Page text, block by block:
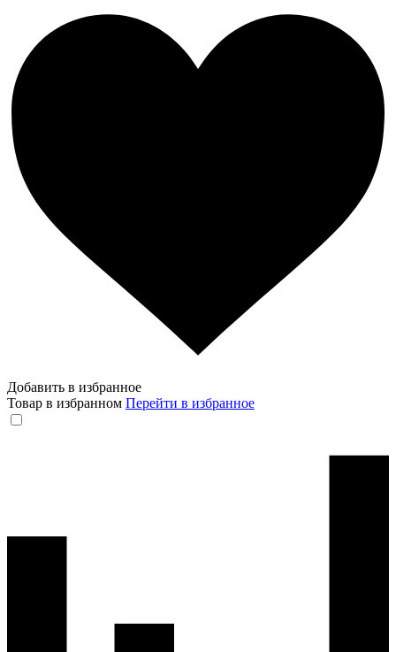
Добавить в избранное
Товар в избранном Перейти в избранное